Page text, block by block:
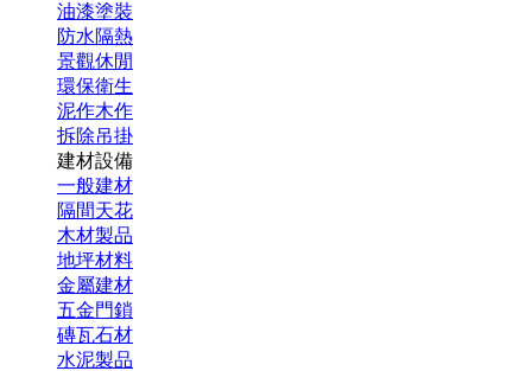
油漆塗裝
防水隔熱
景觀休閒
環保衛生
泥作木作
拆除吊掛
建材設備
一般建材
隔間天花
木材製品
地坪材料
金屬建材
五金門鎖
磚瓦石材
水泥製品